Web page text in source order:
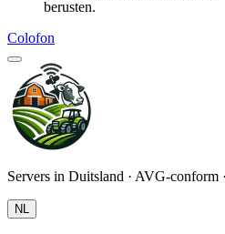
berusten.
Colofon
Servers in Duitsland · AVG-conform
NL